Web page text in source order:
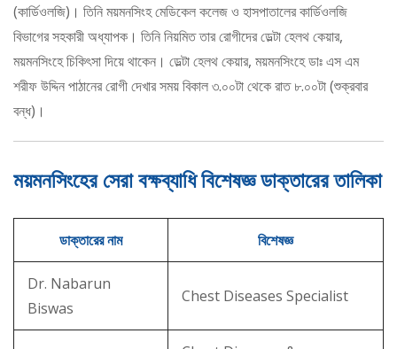
(কার্ডিওলজি)। তিনি ময়মনসিংহ মেডিকেল কলেজ ও হাসপাতালের কার্ডিওলজি
বিভাগের সহকারী অধ্যাপক। তিনি নিয়মিত তার রোগীদের ডেল্টা হেলথ কেয়ার,
ময়মনসিংহে চিকিৎসা দিয়ে থাকেন। ডেল্টা হেলথ কেয়ার, ময়মনসিংহে ডাঃ এস এম
শরীফ উদ্দিন পাঠানের রোগী দেখার সময় বিকাল ৩.০০টা থেকে রাত ৮.০০টা (শুক্রবার
বন্ধ)।
ময়মনসিংহের সেরা বক্ষব্যাধি বিশেষজ্ঞ ডাক্তারের তালিকা
ডাক্তারের নাম বিশেষজ্ঞ
Dr. Nabarun
Biswas
Chest Diseases Specialist